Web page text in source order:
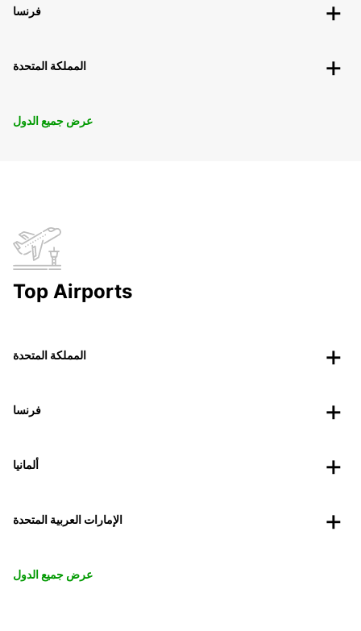
فرنسا
المملكة المتحدة
عرض جميع الدول
Top Airports
المملكة المتحدة
فرنسا
ألمانيا
الإمارات العربية المتحدة
عرض جميع الدول